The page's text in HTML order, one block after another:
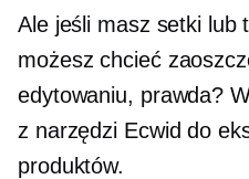
Ale jeśli masz setki lub
możesz chcieć
edytowaniu, prawda?
z narzędzi Ecwid do
produktów.